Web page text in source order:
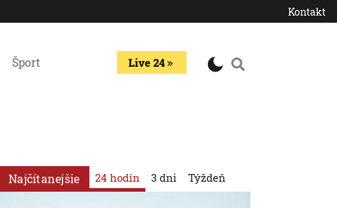
Kontakt
Šport Live 24
Najčítanejšie 24 hodín 3 dni Týždeň